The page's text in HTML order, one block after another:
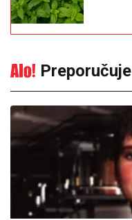
Preporučuje